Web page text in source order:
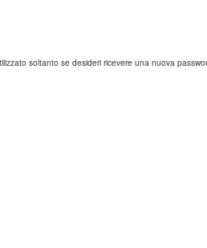
soltanto se desideri ricevere una nuova